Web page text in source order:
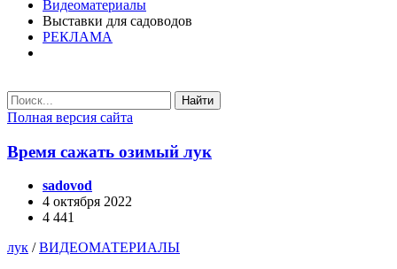
Видеоматериалы
Выставки для садоводов
РЕКЛАМА
Найти
Полная версия сайта
Время сажать озимый лук
sadovod
4 октября 2022
4 441
лук /ВИДЕОМАТЕРИАЛЫ